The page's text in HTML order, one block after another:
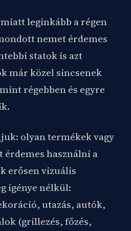
leginkább a régen
nemet érdemes
statok is azt
már közel sincsenek
régebben és egyre
olyan termékek vagy
használni a
erősen vizuális
igénye nélkül:
utazás, autók,
(grillezés, főzés,